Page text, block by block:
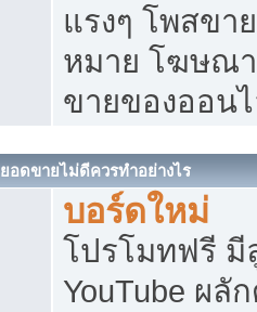
แรงๆ โพสขา
หมาย โฆษณ
ขายของออน
ยอดขายไม่ดีควรทำอย่างไร
บอร์ดใหม่
โปรโมทฟรี มี
YouTube ผลั